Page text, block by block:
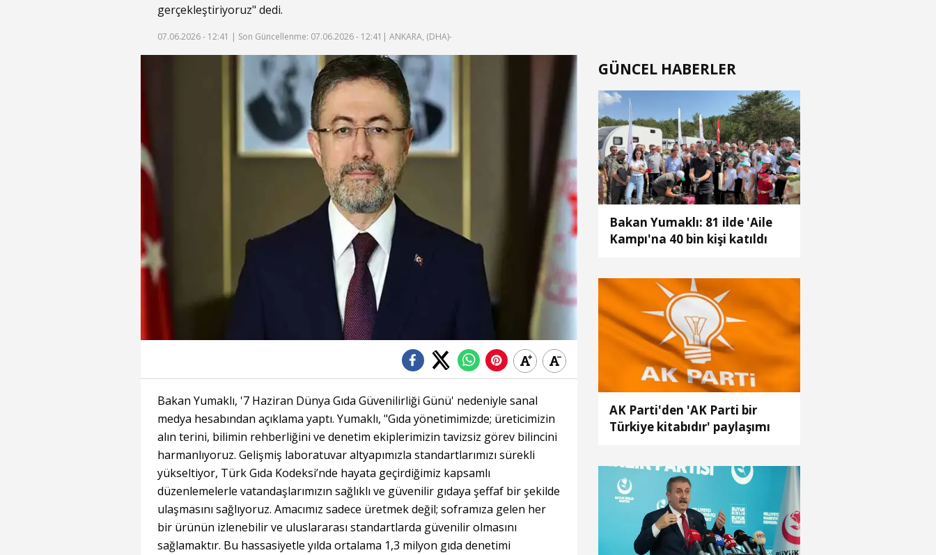
gerçekleştiriyoruz" dedi.
07.06.2026 - 12:41 | Son Güncellenme: 07.06.2026 - 12:41 | ANKARA, (DHA)-
Bakan Yumaklı, '7 Haziran Dünya Gıda Güvenilirliği Günü' nedeniyle sanal
medya hesabından açıklama yaptı. Yumaklı, "Gıda yönetimimizde; üreticimizin
alın terini, bilimin rehberliğini ve denetim ekiplerimizin tavizsiz görev bilincini
harmanlıyoruz. Gelişmiş laboratuvar altyapımızla standartlarımızı sürekli
yükseltiyor, Türk Gıda Kodeksi’nde hayata geçirdiğimiz kapsamlı
düzenlemelerle vatandaşlarımızın sağlıklı ve güvenilir gıdaya şeffaf bir şekilde
ulaşmasını sağlıyoruz. Amacımız sadece üretmek değil; soframıza gelen her
bir ürünün izlenebilir ve uluslararası standartlarda güvenilir olmasını
sağlamaktır. Bu hassasiyetle yılda ortalama 1,3 milyon gıda denetimi
GÜNCEL HABERLER
Bakan Yumaklı: 81 ilde 'Aile
Kampı'na 40 bin kişi katıldı
AK Parti'den 'AK Parti bir
Türkiye kitabıdır' paylaşımı